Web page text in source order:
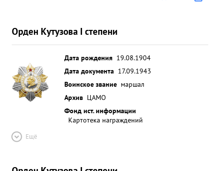
Орден Кутузова I степени
Дата рождения 19.08.1904
Дата документа 17.09.1943
Воинское звание маршал
Архив ЦАМО
Фонд ист. информации
Картотека награждений
Ещё